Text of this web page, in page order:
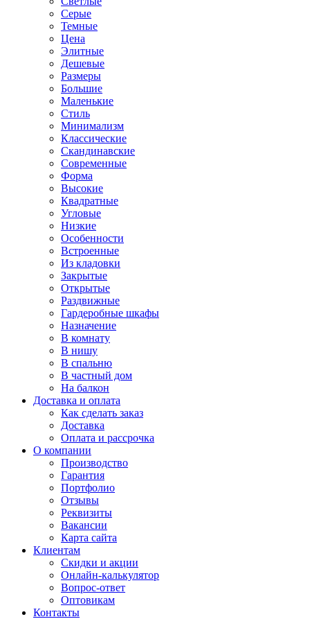
Серые
Темные
Цена
Элитные
Дешевые
Размеры
Большие
Маленькие
Стиль
Минимализм
Классические
Скандинавские
Современные
Форма
Высокие
Квадратные
Угловые
Низкие
Особенности
Встроенные
Из кладовки
Закрытые
Открытые
Раздвижные
Гардеробные шкафы
Назначение
В комнату
В нишу
В спальню
В частный дом
На балкон
Доставка и оплата
Как сделать заказ
Доставка
Оплата и рассрочка
О компании
Производство
Гарантия
Портфолио
Отзывы
Реквизиты
Вакансии
Карта сайта
Клиентам
Скидки и акции
Онлайн-калькулятор
Вопрос-ответ
Оптовикам
Контакты